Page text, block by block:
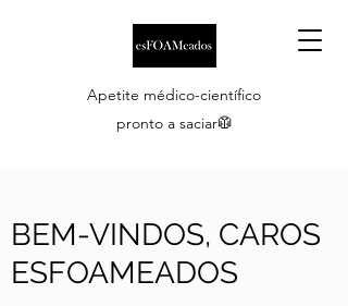
Apetite médico-científico
pronto a saciar🥼
BEM-VINDOS, CAROS
ESFOAMEADOS